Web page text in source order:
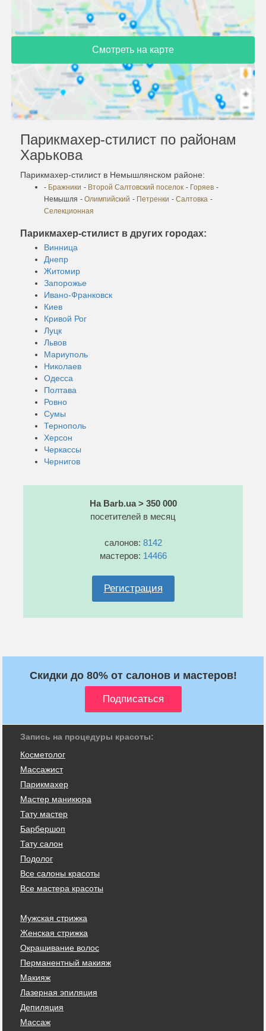
Смотреть на карте
Парикмахер-стилист по районам
Харькова
Парикмахер-стилист в Немышлянском районе:
- Бражники - Второй Салтовский поселок - Горяев -
Немышля - Олимпийский - Петренки - Салтовка -
Селекционная
Парикмахер-стилист в других городах:
Винница
Днепр
Житомир
Запорожье
Ивано-Франковск
Киев
Кривой Рог
Луцк
Львов
Мариуполь
Николаев
Одесса
Полтава
Ровно
Сумы
Тернополь
Херсон
Черкассы
Чернигов
На Barb.ua > 350 000
посетителей в месяц
салонов: 8142
мастеров: 14466
Регистрация
Скидки до 80% от салонов и мастеров!
Запись на процедуры красоты:
Косметолог
Массажист
Парикмахер
Мастер маникюра
Тату мастер
Барбершоп
Тату салон
Подолог
Все салоны красоты
Все мастера красоты
Мужская стрижка
Женская стрижка
Окрашивание волос
Перманентный макияж
Макияж
Лазерная эпиляция
Депиляция
Массаж